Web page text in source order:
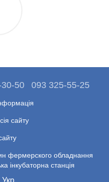
50 093 325-55-25
сайту
фермерского обладнання
інкубаторна станція